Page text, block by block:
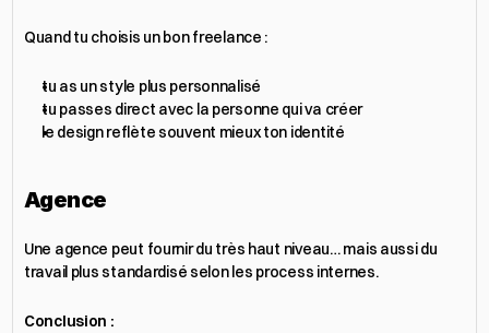
Quand tu choisis un bon freelance :
tu as un style plus personnalisé
tu passes direct avec la personne qui va créer
le design reflète souvent mieux ton identité
Agence
Une agence peut fournir du très haut niveau… mais aussi du
travail plus standardisé selon les process internes.
Conclusion :